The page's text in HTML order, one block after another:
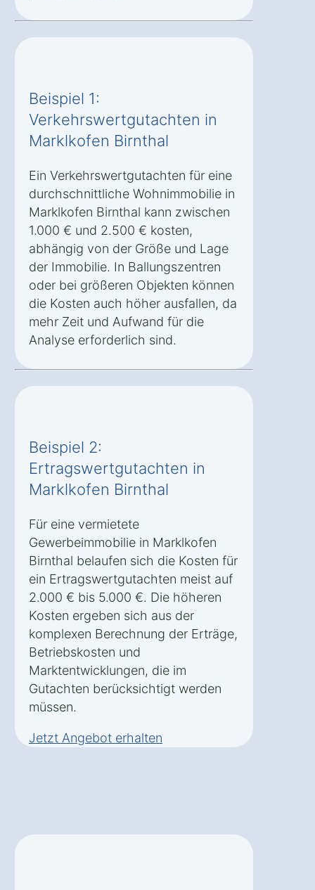
Beispiel 1:
Verkehrswertgutachten in
Marklkofen Birnthal
Ein Verkehrswertgutachten für eine
durchschnittliche Wohnimmobilie in
Marklkofen Birnthal kann zwischen
1.000 € und 2.500 € kosten,
abhängig von der Größe und Lage
der Immobilie. In Ballungszentren
oder bei größeren Objekten können
die Kosten auch höher ausfallen, da
mehr Zeit und Aufwand für die
Analyse erforderlich sind.
Beispiel 2:
Ertragswertgutachten in
Marklkofen Birnthal
Für eine vermietete
Gewerbeimmobilie in Marklkofen
Birnthal belaufen sich die Kosten für
ein Ertragswertgutachten meist auf
2.000 € bis 5.000 €. Die höheren
Kosten ergeben sich aus der
komplexen Berechnung der Erträge,
Betriebskosten und
Marktentwicklungen, die im
Gutachten berücksichtigt werden
müssen.
Jetzt Angebot erhalten